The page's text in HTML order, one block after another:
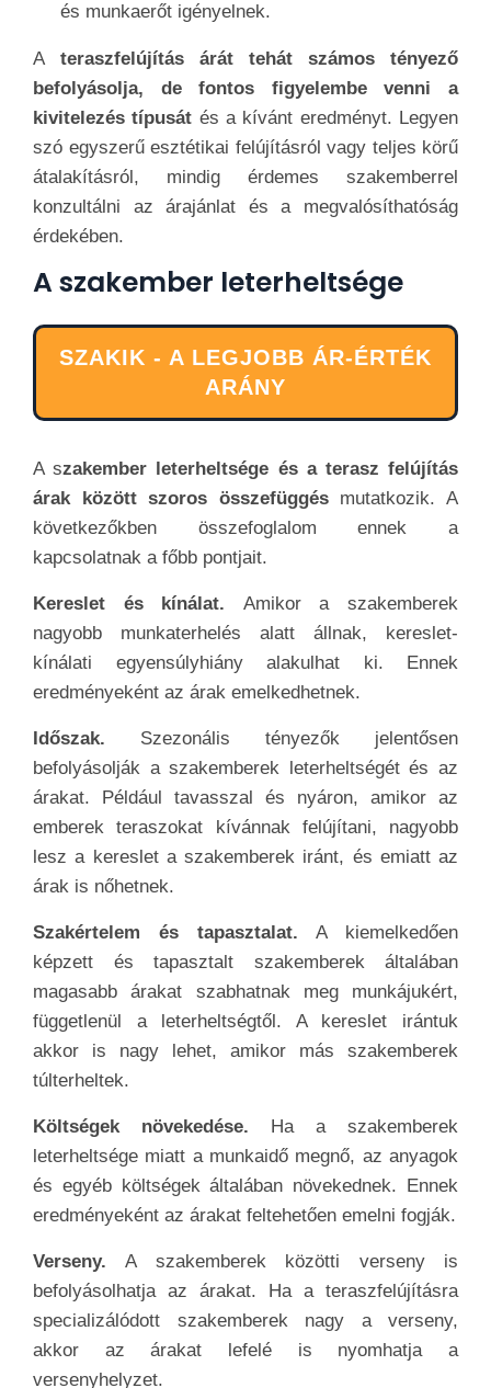
és munkaerőt igényelnek.
A teraszfelújítás árát tehát számos tényező
befolyásolja, de fontos figyelembe venni a
kivitelezés típusát és a kívánt eredményt. Legyen
szó egyszerű esztétikai felújításról vagy teljes körű
átalakításról, mindig érdemes szakemberrel
konzultálni az árajánlat és a megvalósíthatóság
érdekében.
A szakember leterheltsége
SZAKIK - A LEGJOBB ÁR-ÉRTÉK
ARÁNY
A szakember leterheltsége és a terasz felújítás
árak között szoros összefüggésmutatkozik. A
következőkben összefoglalom ennek a
kapcsolatnak a főbb pontjait.
Kereslet és kínálat. Amikor a szakemberek
nagyobb munkaterhelés alatt állnak, kereslet-
kínálati egyensúlyhiány alakulhat ki. Ennek
eredményeként az árak emelkedhetnek.
Időszak. Szezonális tényezők jelentősen
befolyásolják a szakemberek leterheltségét és az
árakat. Például tavasszal és nyáron, amikor az
emberek teraszokat kívánnak felújítani, nagyobb
lesz a kereslet a szakemberek iránt, és emiatt az
árak is nőhetnek.
Szakértelem és tapasztalat.A kiemelkedően
képzett és tapasztalt szakemberek általában
magasabb árakat szabhatnak meg munkájukért,
függetlenül a leterheltségtől. A kereslet irántuk
akkor is nagy lehet, amikor más szakemberek
túlterheltek.
Költségek növekedése. Ha a szakemberek
leterheltsége miatt a munkaidő megnő, az anyagok
és egyéb költségek általában növekednek. Ennek
eredményeként az árakat feltehetően emelni fogják.
Verseny.A szakemberek közötti verseny is
befolyásolhatja az árakat. Ha a teraszfelújításra
specializálódott szakemberek nagy a verseny,
akkor az árakat lefelé is nyomhatja a
versenyhelyzet.